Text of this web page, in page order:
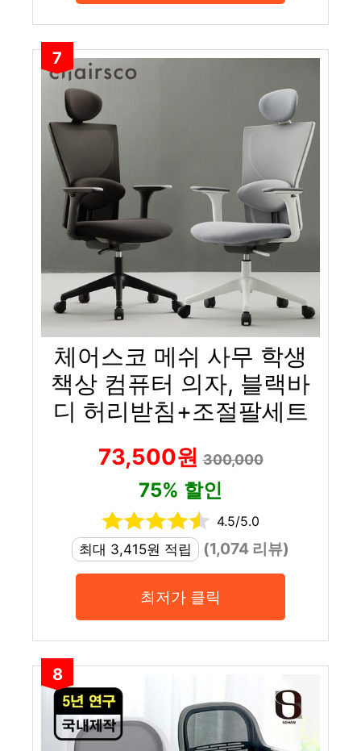
7
체어스코 메쉬 사무 학생
책상 컴퓨터 의자, 블랙바
디 허리받침+조절팔세트
73,500원300,000
75% 할인
4.5/5.0
최대 3,415원 적립
(1,074 리뷰)
최저가 클릭
8